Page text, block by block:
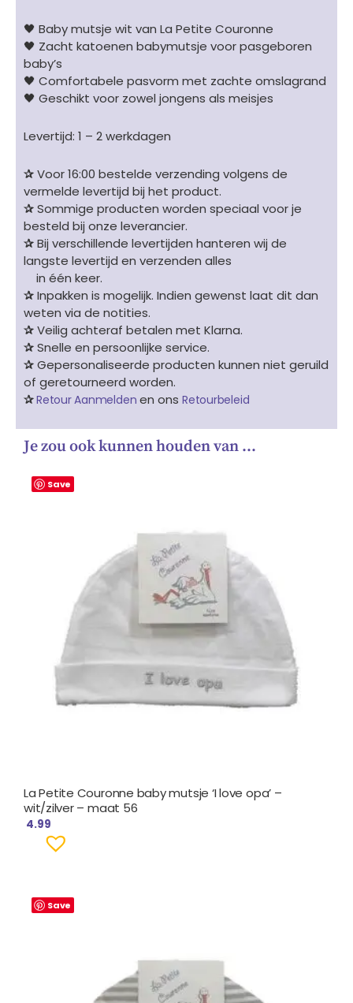
🖤 Baby mutsje wit van La Petite Couronne
🖤 Zacht katoenen babymutsje voor pasgeboren
baby’s
🖤 Comfortabele pasvorm met zachte omslagrand
🖤 Geschikt voor zowel jongens als meisjes
Levertijd: 1 – 2 werkdagen
✰Voor 16:00 bestelde verzending volgens de
vermelde levertijd bij het product.
✰Sommige producten worden speciaal voor je
besteld bij onze leverancier.
✰Bij verschillende levertijden hanteren wij de
langste levertijd en verzenden alles
in één keer.
✰Inpakken is mogelijk. Indien gewenst laat dit dan
weten via de notities.
✰Veilig achteraf betalen met Klarna.
✰Snelle en persoonlijke service.
✰Gepersonaliseerde producten kunnen niet geruild
of geretourneerd worden.
✰Retour Aanmelden en ons Retourbeleid
Je zou ook kunnen houden van …
Save
La Petite Couronne baby mutsje ‘I love opa’ –
wit/zilver – maat 56
4.99
Save